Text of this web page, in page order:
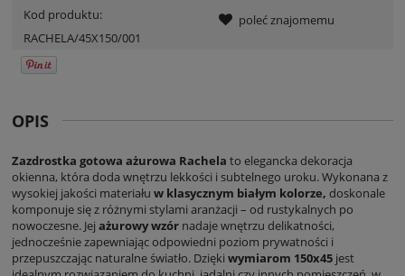
Kod produktu:
RACHELA/45X150/001
poleć znajomemu
OPIS
Zazdrostka gotowa ażurowa Rachela to elegancka dekoracja
okienna, która doda wnętrzu lekkości i subtelnego uroku. Wykonana z
wysokiej jakości materiału w klasycznym białym kolorze, doskonale
komponuje się z różnymi stylami aranżacji – od rustykalnych po
nowoczesne. Jej ażurowy wzór nadaje wnętrzu delikatności,
jednocześnie zapewniając odpowiedni poziom prywatności i
przepuszczając naturalne światło. Dzięki wymiarom 150x45 jest